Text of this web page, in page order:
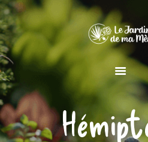
MAISON
JARDIN
DÉCORATION